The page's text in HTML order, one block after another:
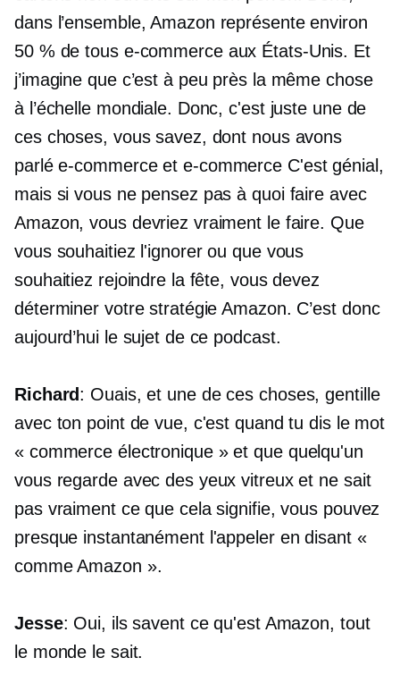
dans l’ensemble, Amazon représente environ
50 % de tous e-commerceaux États-Unis. Et
j’imagine que c’est à peu près la même chose
à l’échelle mondiale. Donc, c'est juste une de
ces choses, vous savez, dont nous avons
parlée-commerceete-commerce C'est génial,
mais si vous ne pensez pas à quoi faire avec
Amazon, vous devriez vraiment le faire. Que
vous souhaitiez l'ignorer ou que vous
souhaitiez rejoindre la fête, vous devez
déterminer votre stratégie Amazon. C’est donc
aujourd’hui le sujet de ce podcast.
Richard: Ouais, et une de ces choses, gentille
avec ton point de vue, c'est quand tu dis le mot
« commerce électronique »et que quelqu'un
vous regarde avec des yeux vitreux et ne sait
pas vraiment ce que cela signifie, vous pouvez
presque instantanément l'appeler en disant «
comme Amazon ».
Jesse: Oui, ils savent ce qu'est Amazon, tout
le monde le sait.